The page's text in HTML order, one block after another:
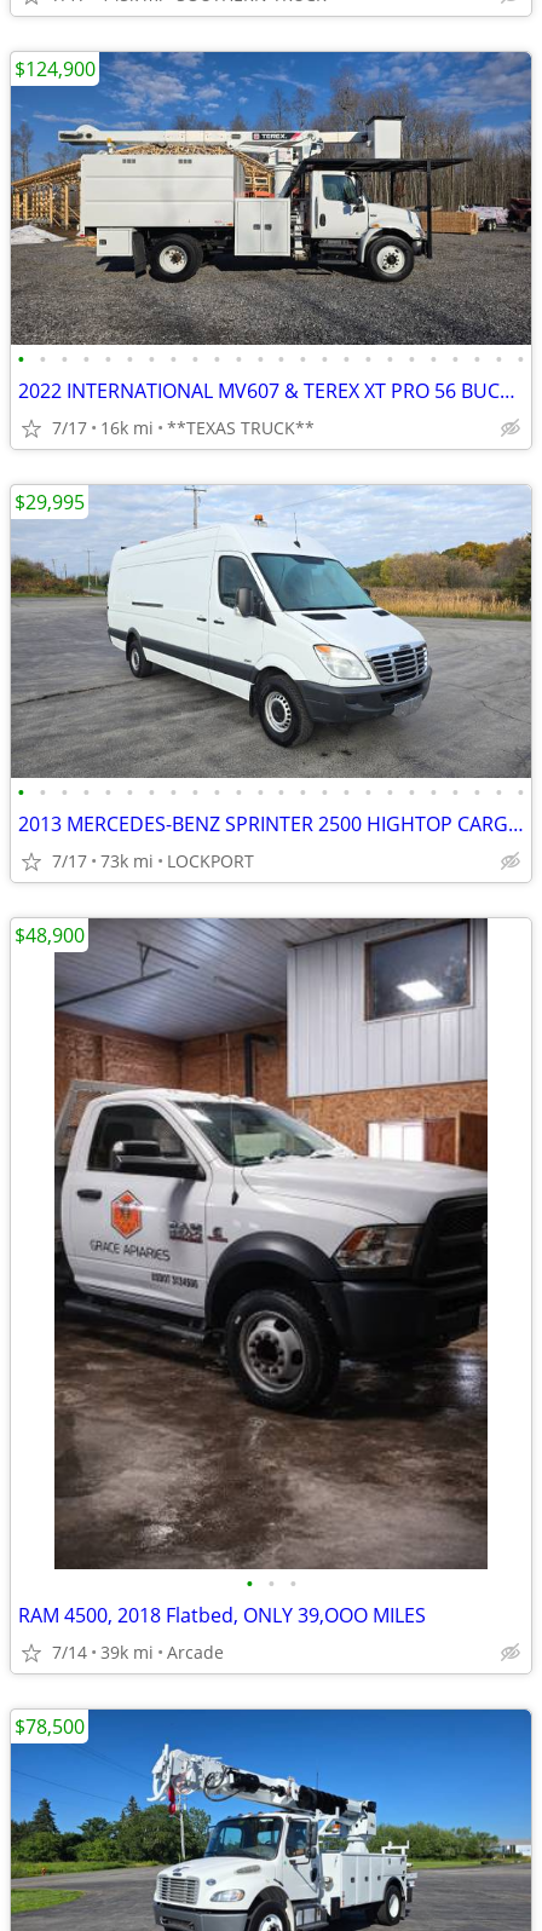
• • • • • • • • • • • • • • • • • • • • • • • •
2022 INTERNATIONAL MV607 & TEREX XT PRO 56 BUCKET & 11' CHIPPER DUMP
7/17 16k mi **TEXAS TRUCK**
$124,900
• • • • • • • • • • • • • • • • • • • • • • • •
2013 MERCEDES-BENZ SPRINTER 2500 HIGHTOP CARGO UTILITY WORKSTATION VAN
7/17 73k mi LOCKPORT
$29,995
• • •
RAM 4500, 2018 Flatbed, ONLY 39,OOO MILES
7/14 39k mi Arcade
$48,900
$78,500